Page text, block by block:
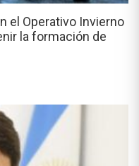
el Operativo Invierno
la formación de